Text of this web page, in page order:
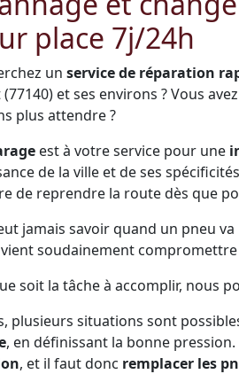
place 7j/24h
un service de réparation
et ses environs ? Vous
plus attendre ?
est à votre service pour une
de la ville et de ses
de reprendre la route dès que
jamais savoir quand un pneu
soudainement
soit la tâche à accomplir, nous
plusieurs situations sont
, en définissant la bonne
, et il faut donc remplacer les